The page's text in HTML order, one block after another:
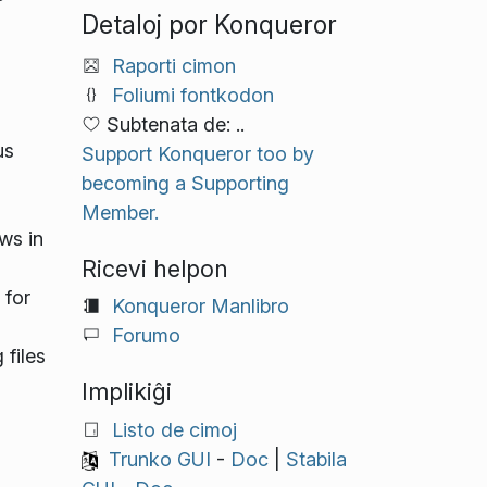
in
for
files
Detaloj por Konqueror
Raporti cimon
Foliumi fontkodon
Subtenata de: ..
Support Konqueror too by
becoming a Supporting
Member.
Ricevi helpon
Konqueror Manlibro
Forumo
Implikiĝi
Listo de cimoj
Trunko GUI - Doc| Stabila